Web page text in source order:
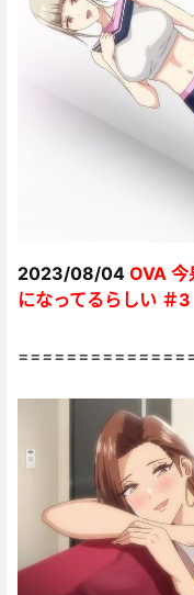
2023/08/04 OVA 今
になってるらしい ＃3